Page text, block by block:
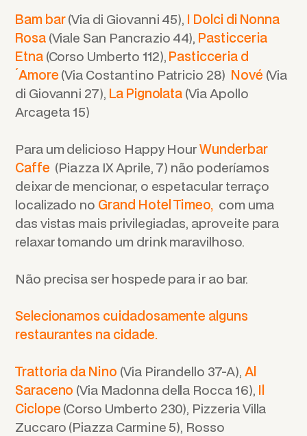
Bam bar(Via di Giovanni 45), I Dolci di Nonna
Rosa(Viale San Pancrazio 44), Pasticceria
Etna(Corso Umberto 112), Pasticceria d
´Amore (Via Costantino Patricio 28) Nové (Via
di Giovanni 27), La Pignolata (Via Apollo
Arcageta 15)
Para um delicioso Happy HourWunderbar
Caffe (Piazza IX Aprile, 7) não poderíamos
deixar de mencionar, o espetacular terraço
localizado no Grand Hotel Timeo, com uma
das vistas mais privilegiadas, aproveite para
relaxar tomando um drink maravilhoso.
Não precisa ser hospede para ir ao bar.
Selecionamos cuidadosamente alguns
restaurantes na cidade.
Trattoria da Nino (Via Pirandello 37-A), Al
Saraceno (Via Madonna della Rocca 16), Il
Ciclope (Corso Umberto 230), Pizzeria Villa
Zuccaro (Piazza Carmine 5), Rosso